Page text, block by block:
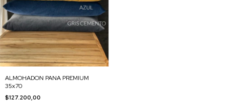
ALMOHADON PANA PREMIUM
35x70
$127.200,00